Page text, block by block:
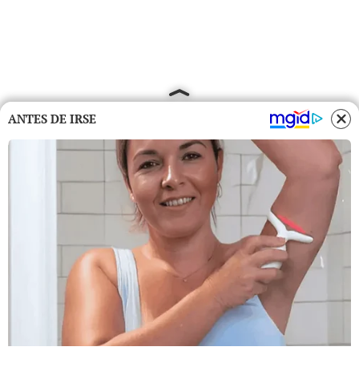
ANTES DE IRSE